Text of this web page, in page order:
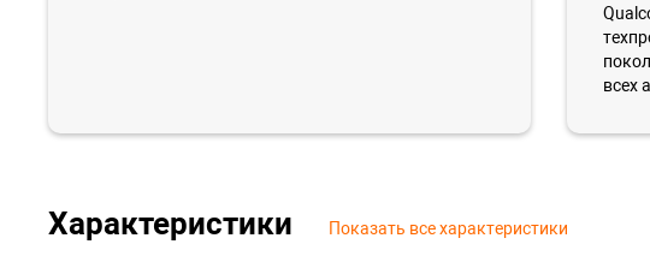
всех
Характеристики Показать все характеристики